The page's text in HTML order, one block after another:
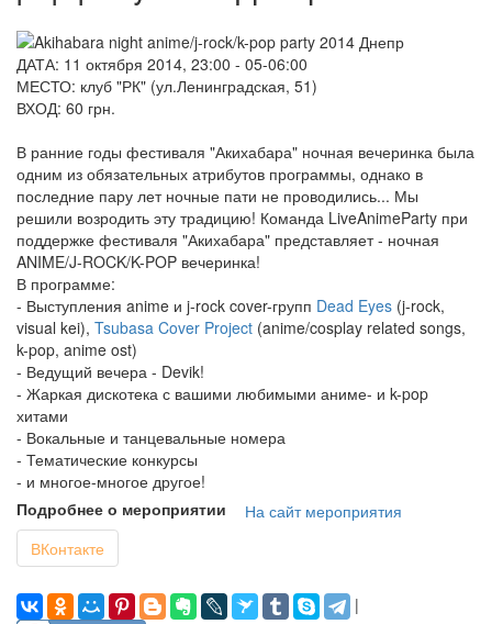
ДАТА: 11 октября 2014, 23:00 - 05-06:00
МЕСТО: клуб "РК" (ул.Ленинградская, 51)
ВХОД: 60 грн.
В ранние годы фестиваля "Акихабара" ночная вечеринка была
одним из обязательных атрибутов программы, однако в
последние пару лет ночные пати не проводились... Мы
решили возродить эту традицию! Команда LiveAnimeParty при
поддержке фестиваля "Акихабара" представляет - ночная
ANIME/J-ROCK/K-POP вечеринка!
В программе:
- Выступления anime и j-rock cover-групп Dead Eyes (j-rock,
visual kei), Tsubasa Cover Project (anime/cosplay related songs,
k-pop, anime ost)
- Ведущий вечера - Devik!
- Жаркая дискотека с вашими любимыми аниме- и k-pop
хитами
- Вокальные и танцевальные номера
- Тематические конкурсы
- и многое-многое другое!
Подробнее о мероприятии
На сайт мероприятия
ВКонтакте
|